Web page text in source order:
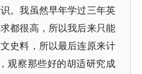
。我虽然早年学过三年英
都很高，所以我后来只能
史料，所以最后连原来计
观察那些好的胡适研究成